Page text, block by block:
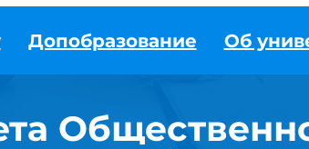
Допобразование Об